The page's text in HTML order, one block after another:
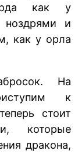
как у
ноздрями и
как у орла
На
к
стоит
которые
дракона,